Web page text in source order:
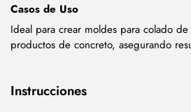
Casos de Uso
Ideal para crear moldes para colado
productos de concreto, asegurando
Instrucciones